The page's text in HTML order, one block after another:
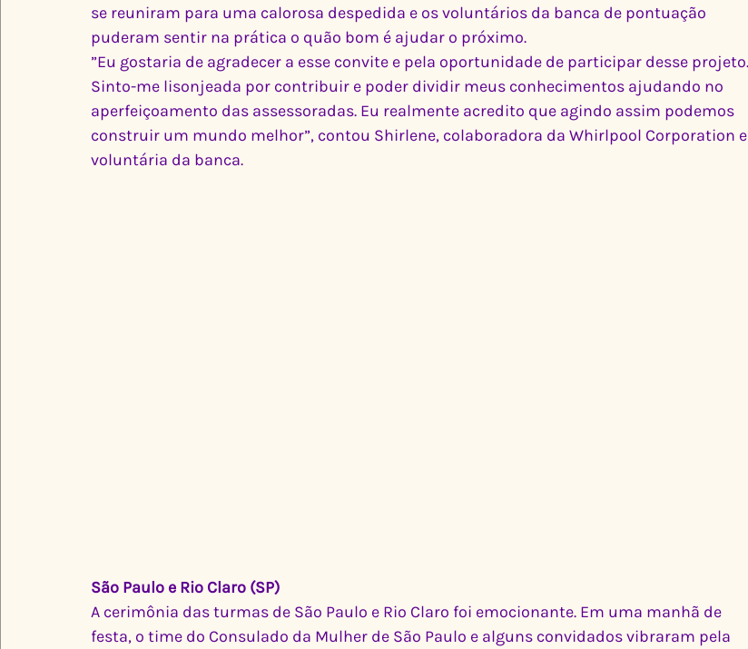
se reuniram para uma calorosa despedida e os voluntários da banca de pontuação
puderam sentir na prática o quão bom é ajudar o próximo.
”Eu gostaria de agradecer a esse convite e pela oportunidade de participar desse projeto.
Sinto-me lisonjeada por contribuir e poder dividir meus conhecimentos ajudando no
aperfeiçoamento das assessoradas. Eu realmente acredito que agindo assim podemos
construir um mundo melhor”, contou Shirlene, colaboradora da Whirlpool Corporation e
voluntária da banca.
São Paulo e Rio Claro (SP)
A cerimônia das turmas de São Paulo e Rio Claro foi emocionante. Em uma manhã de
festa, o time do Consulado da Mulher de São Paulo e alguns convidados vibraram pela